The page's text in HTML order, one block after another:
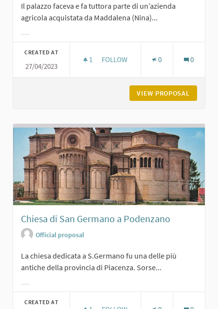
Il palazzo faceva e fa tuttora parte di un’azienda
agricola acquistata da Maddalena (Nina)...
CREATED AT
27/04/2023
1 1 FOLLOWER
FOLLOW 0 0
VIEW PROPOSAL
Chiesa di San Germano a Podenzano
Official proposal
La chiesa dedicata a S.Germano fu una delle più
antiche della provincia di Piacenza. Sorse...
CREATED AT